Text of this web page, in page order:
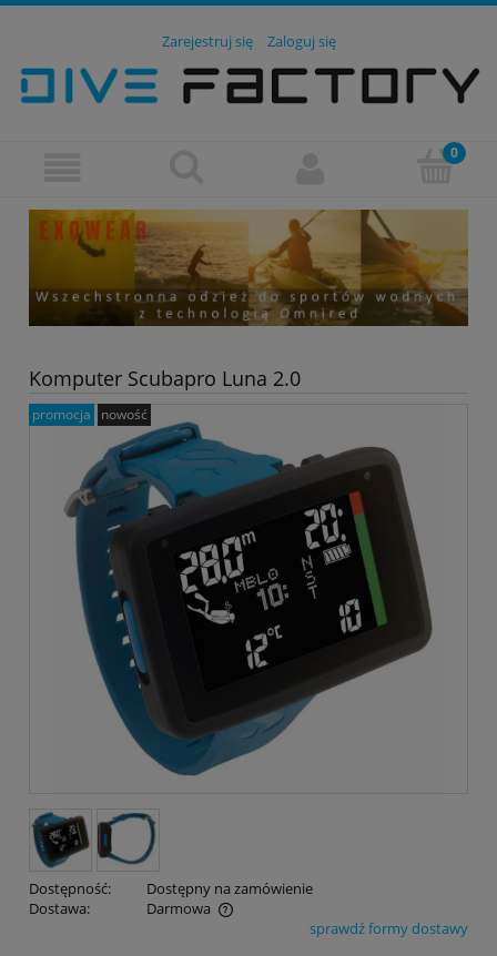
Zarejestruj się Zaloguj się
Komputer Scubapro Luna 2.0
promocja nowość
Dostępność:
Dostępny na zamówienie
Dostawa:
Darmowa
Cena nie zawiera ewentualnych kosztów płatnościsprawdź formy dostawy